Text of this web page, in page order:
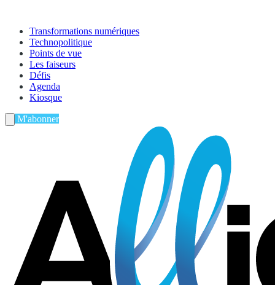
Transformations numériques
Technopolitique
Points de vue
Les faiseurs
Défis
Agenda
Kiosque
M'abonner